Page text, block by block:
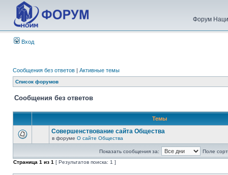
Форум
Вход
Сообщения без ответов | Активные темы
Список форумов
Сообщения без ответов
Темы
Совершенствование сайта Общества
в форуме О сайте Общества
Показать сообщения за:
Поле
Страница 1 из 1 [ Результатов поиска: 1 ]